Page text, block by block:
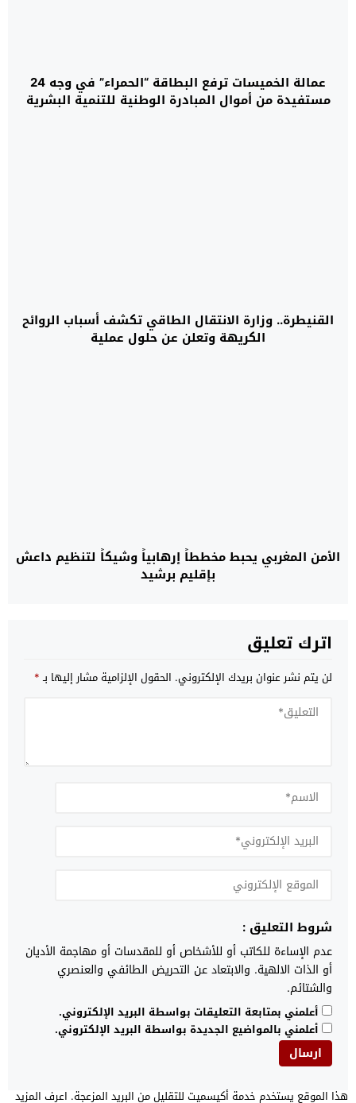
عمالة الخميسات ترفع البطاقة “الحمراء” في وجه 24
مستفيدة من أموال المبادرة الوطنية للتنمية البشرية
القنيطرة.. وزارة الانتقال الطاقي تكشف أسباب الروائح
الكريهة وتعلن عن حلول عملية
الأمن المغربي يحبط مخططاً إرهابياً وشيكاً لتنظيم داعش
بإقليم برشيد
اترك تعليق
لن يتم نشر عنوان بريدك الإلكتروني. الحقول الإلزامية مشار إليها بـ*
شروط التعليق :
عدم الإساءة للكاتب أو للأشخاص أو للمقدسات أو مهاجمة الأديان
أو الذات الالهية. والابتعاد عن التحريض الطائفي والعنصري
والشتائم.
أعلمني بمتابعة التعليقات بواسطة البريد الإلكتروني.
أعلمني بالمواضيع الجديدة بواسطة البريد الإلكتروني.
هذا الموقع يستخدم خدمة أكيسميت للتقليل من البريد المزعجة. اعرف المزيد